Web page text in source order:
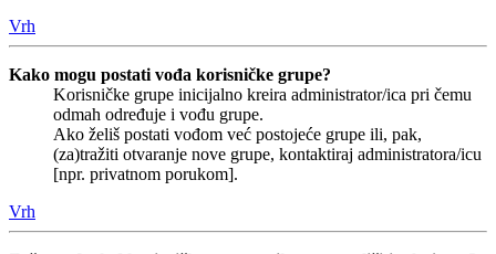
Vrh
Kako mogu postati vođa korisničke grupe?
Korisničke grupe inicijalno kreira administrator/ica pri čemu
odmah određuje i vođu grupe.
Ako želiš postati vođom već postojeće grupe ili, pak,
(za)tražiti otvaranje nove grupe, kontaktiraj administratora/icu
[npr. privatnom porukom].
Vrh